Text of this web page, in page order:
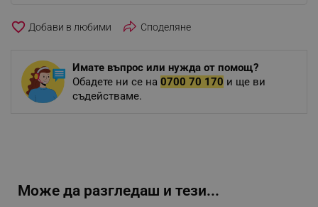
favorite_border Споделяне
Имате въпрос или нужда от помощ?
Обадете ни се на 0700 70 170 и ще ви
съдействаме.
Може да разгледаш и тези...